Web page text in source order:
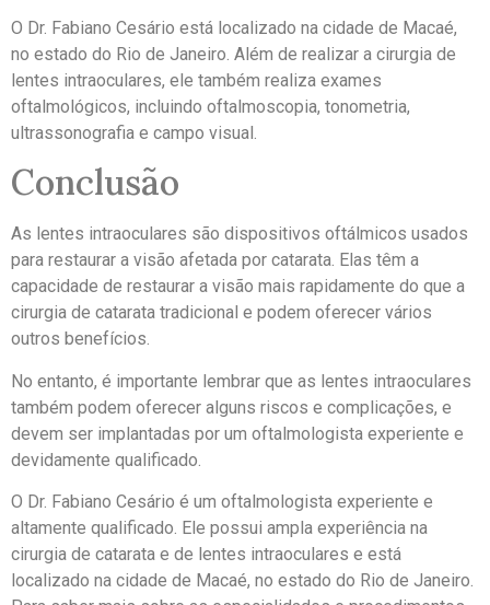
O Dr. Fabiano Cesário está localizado na cidade de Macaé,
no estado do Rio de Janeiro. Além de realizar a cirurgia de
lentes intraoculares, ele também realiza exames
oftalmológicos, incluindo oftalmoscopia, tonometria,
ultrassonografia e campo visual.
Conclusão
As lentes intraoculares são dispositivos oftálmicos usados
para restaurar a visão afetada por catarata. Elas têm a
capacidade de restaurar a visão mais rapidamente do que a
cirurgia de catarata tradicional e podem oferecer vários
outros benefícios.
No entanto, é importante lembrar que as lentes intraoculares
também podem oferecer alguns riscos e complicações, e
devem ser implantadas por um oftalmologista experiente e
devidamente qualificado.
O Dr. Fabiano Cesário é um oftalmologista experiente e
altamente qualificado. Ele possui ampla experiência na
cirurgia de catarata e de lentes intraoculares e está
localizado na cidade de Macaé, no estado do Rio de Janeiro.